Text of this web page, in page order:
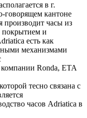
в г.
говорящем кантоне
часы из
покрытием и
есть как
механизмами
Ronda, ETA
тесно связана с
часов Adriatica в